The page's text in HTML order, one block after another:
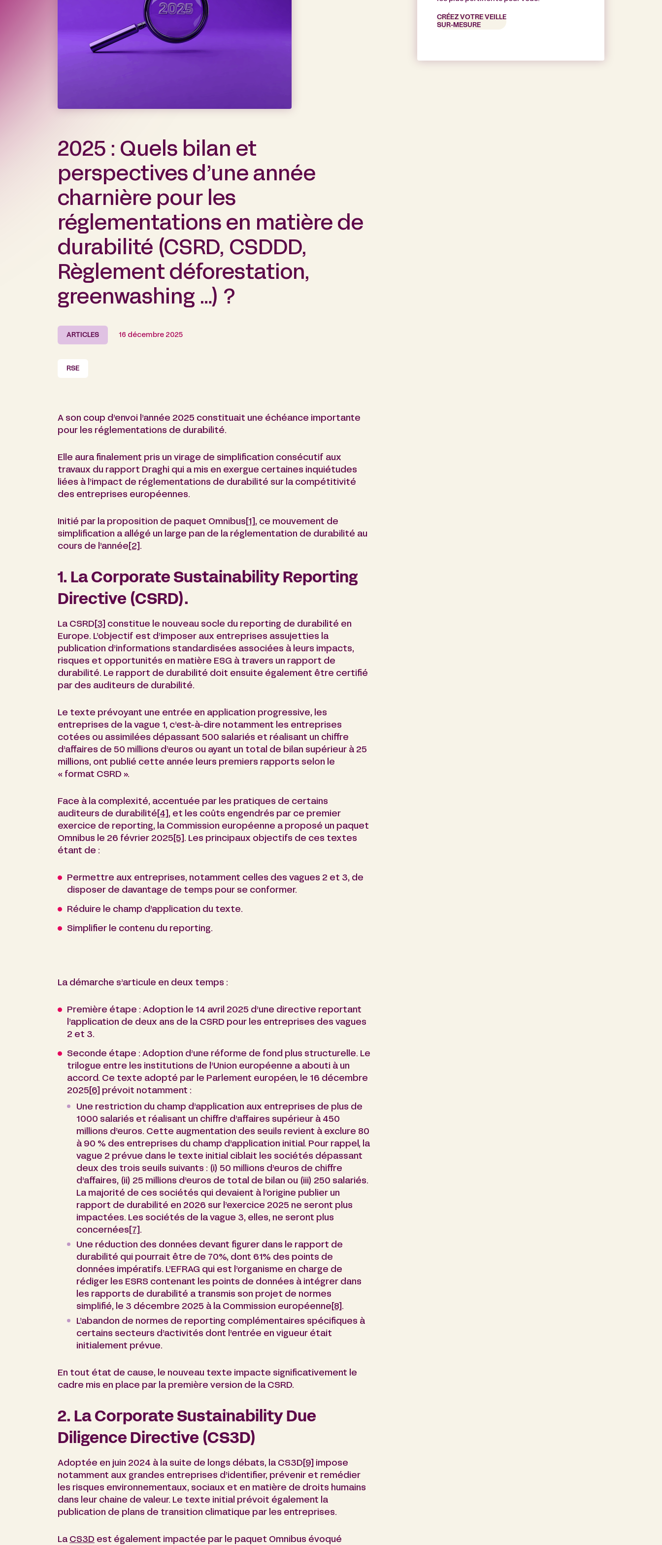
2025 : Quels bilan et
perspectives d’une année
charnière pour les
réglementations en matière de
durabilité (CSRD, CSDDD,
Règlement déforestation,
greenwashing …) ?
ARTICLES 16 décembre 2025
RSE
A son coup d’envoi l’année 2025 constituait une échéance importante
pour les réglementations de durabilité.
Elle aura finalement pris un virage de simplification consécutif aux
travaux du rapport Draghi qui a mis en exergue certaines inquiétudes
liées à l’impact de réglementations de durabilité sur la compétitivité
des entreprises européennes.
Initié par la proposition de paquet Omnibus [1] , ce mouvement de
simplification a allégé un large pan de la réglementation de durabilité au
cours de l’année [2] .
1. La Corporate Sustainability Reporting
Directive (CSRD).
La CSRD [3]
constitue le nouveau socle du reporting de durabilité en
Europe. L’objectif est d’imposer aux entreprises assujetties la
publication d’informations standardisées associées à leurs impacts,
risques et opportunités en matière ESG à travers un rapport de
durabilité. Le rapport de durabilité doit ensuite également être certifié
par des auditeurs de durabilité.
Le texte prévoyant une entrée en application progressive, les
entreprises de la vague 1, c’est-à-dire notamment les entreprises
cotées ou assimilées dépassant 500 salariés et réalisant un chiffre
d’affaires de 50 millions d’euros ou ayant un total de bilan supérieur à 25
millions, ont publié cette année leurs premiers rapports selon le
« format CSRD ».
Face à la complexité, accentuée par les pratiques de certains
auditeurs de durabilité [4] , et les coûts engendrés par ce premier
exercice de reporting, la Commission européenne a proposé un paquet
Omnibus le 26 février 2025 [5] . Les principaux objectifs de ces textes
étant de :
Permettre aux entreprises, notamment celles des vagues 2 et 3, de
disposer de davantage de temps pour se conformer.
Réduire le champ d’application du texte.
Simplifier le contenu du reporting.
La démarche s’articule en deux temps :
Première étape : Adoption le 14 avril 2025 d’une directive reportant
l’application de deux ans de la CSRD pour les entreprises des vagues
2 et 3.
Seconde étape : Adoption d’une réforme de fond plus structurelle. Le
trilogue entre les institutions de l’Union européenne a abouti à un
accord. Ce texte adopté par le Parlement européen, le 16 décembre
2025 [6]
prévoit notamment :
Une restriction du champ d’application aux entreprises de plus de
1000 salariés et réalisant un chiffre d’affaires supérieur à 450
millions d’euros. Cette augmentation des seuils revient à exclure 80
à 90 % des entreprises du champ d’application initial. Pour rappel, la
vague 2 prévue dans le texte initial ciblait les sociétés dépassant
deux des trois seuils suivants : (i) 50 millions d’euros de chiffre
d’affaires, (ii) 25 millions d’euros de total de bilan ou (iii) 250 salariés.
La majorité de ces sociétés qui devaient à l’origine publier un
rapport de durabilité en 2026 sur l’exercice 2025 ne seront plus
impactées. Les sociétés de la vague 3, elles, ne seront plus
concernées [7] .
Une réduction des données devant figurer dans le rapport de
durabilité qui pourrait être de 70%, dont 61% des points de
données impératifs. L’EFRAG qui est l’organisme en charge de
rédiger les ESRS contenant les points de données à intégrer dans
les rapports de durabilité a transmis son projet de normes
simplifié, le 3 décembre 2025 à la Commission européenne [8] .
L’abandon de normes de reporting complémentaires spécifiques à
certains secteurs d’activités dont l’entrée en vigueur était
initialement prévue.
En tout état de cause, le nouveau texte impacte significativement le
cadre mis en place par la première version de la CSRD.
2. La Corporate Sustainability Due
Diligence Directive (CS3D)
Adoptée en juin 2024 à la suite de longs débats, la CS3D [9]
impose
notamment aux grandes entreprises d’identifier, prévenir et remédier
les risques environnementaux, sociaux et en matière de droits humains
dans leur chaine de valeur. Le texte initial prévoit également la
publication de plans de transition climatique par les entreprises.
La CS3D est également impactée par le paquet Omnibus évoqué
CRÉEZ VOTRE VEILLE
SUR-MESURE